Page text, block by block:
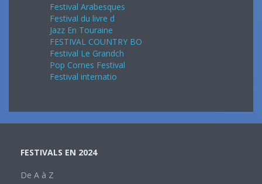
Festival Arabesques
Festival du livre d
Jazz En Touraine
FESTIVAL COUNTRY BO
Festival Le Grandch
Pop Cornes Festival
Festival internatio
FESTIVALS EN 2024
De A à Z